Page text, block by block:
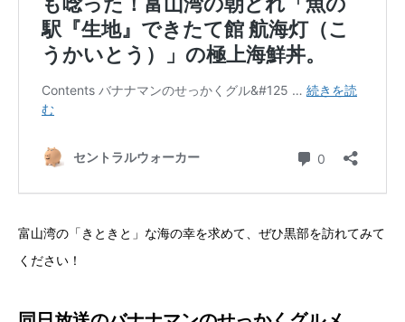
富山湾の「きときと」な海の幸を求めて、ぜひ黒部を訪れてみて
ください！